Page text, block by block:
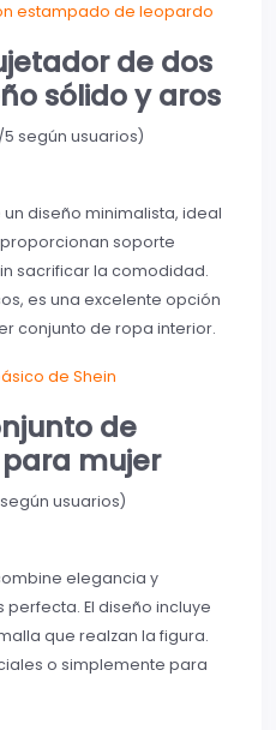
estampado de leopardo
de dos
sólido y aros
5 según usuarios)
diseño minimalista, ideal
soporte
sacrificar la comodidad.
es una excelente opción
conjunto de ropa interior.
de Shein
de
mujer
usuarios)
elegancia y
El diseño incluye
que realzan la figura.
o simplemente para